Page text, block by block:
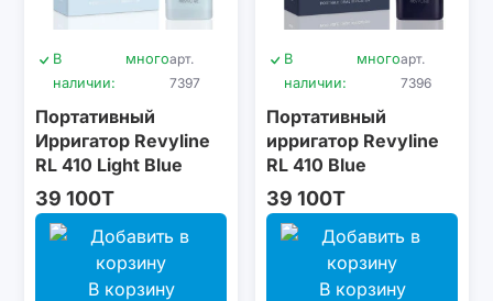
В
наличии:
многоарт.
7397
Портативный
Ирригатор Revyline
RL 410 Light Blue
39 100T
В корзину
В
наличии:
многоарт.
7396
Портативный
ирригатор Revyline
RL 410 Blue
39 100T
В корзину